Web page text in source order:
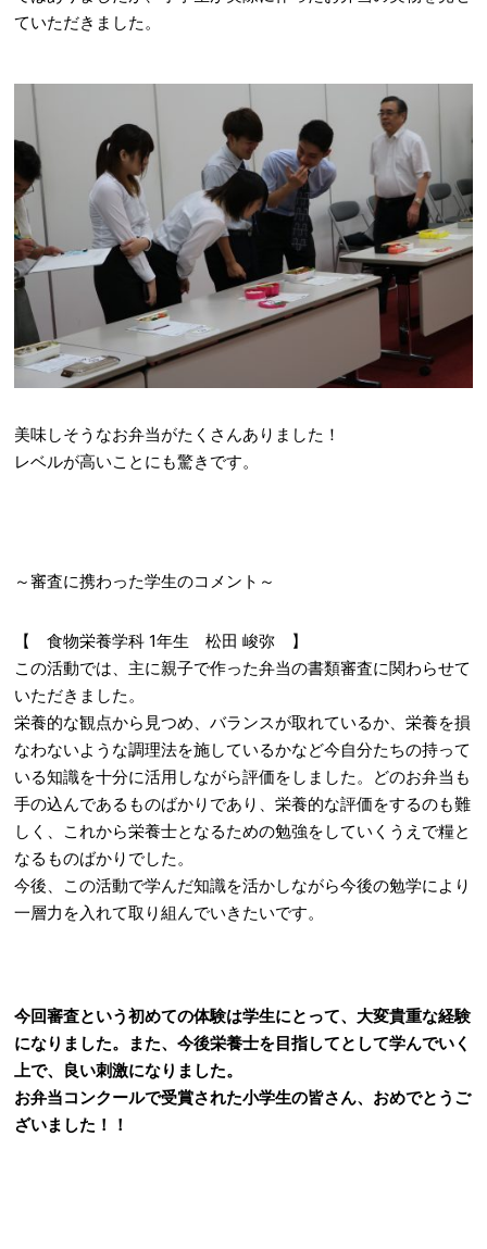
ていただきました。
美味しそうなお弁当がたくさんありました！
レベルが高いことにも驚きです。
～審査に携わった学生のコメント～
【 食物栄養学科 1年生 松田 峻弥 】
この活動では、主に親子で作った弁当の書類審査に関わらせて
いただきました。
栄養的な観点から見つめ、バランスが取れているか、栄養を損
なわないような調理法を施しているかなど今自分たちの持って
いる知識を十分に活用しながら評価をしました。どのお弁当も
手の込んであるものばかりであり、栄養的な評価をするのも難
しく、これから栄養士となるための勉強をしていくうえで糧と
なるものばかりでした。
今後、この活動で学んだ知識を活かしながら今後の勉学により
一層力を入れて取り組んでいきたいです。
今回審査という初めての体験は学生にとって、大変貴重な経験
になりました。また、今後栄養士を目指してとして学んでいく
上で、良い刺激になりました。
お弁当コンクールで受賞された小学生の皆さん、おめでとうご
ざいました！！